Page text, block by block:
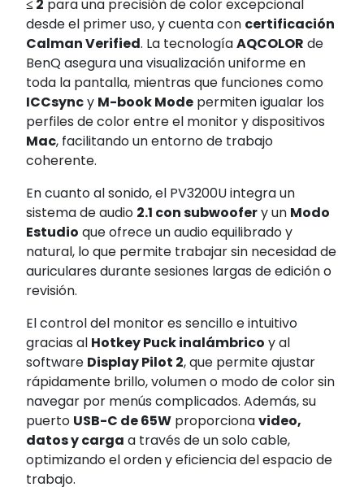
≤ 2 para una precisión de color excepcional
desde el primer uso, y cuenta con certificación
Calman Verified. La tecnologíaAQCOLOR de
BenQ asegura una visualización uniforme en
toda la pantalla, mientras que funciones como
ICCsyncy M-book Mode permiten igualar los
perfiles de color entre el monitor y dispositivos
Mac, facilitando un entorno de trabajo
coherente.
En cuanto al sonido, el PV3200U integra un
sistema de audio 2.1 con subwoofery un Modo
Estudio que ofrece un audio equilibrado y
natural, lo que permite trabajar sin necesidad de
auriculares durante sesiones largas de edición o
revisión.
El control del monitor es sencillo e intuitivo
gracias al Hotkey Puck inalámbrico y al
software Display Pilot 2, que permite ajustar
rápidamente brillo, volumen o modo de color sin
navegar por menús complicados. Además, su
puerto USB-C de 65W proporcionavideo,
datos y carga a través de un solo cable,
optimizando el orden y eficiencia del espacio de
trabajo.